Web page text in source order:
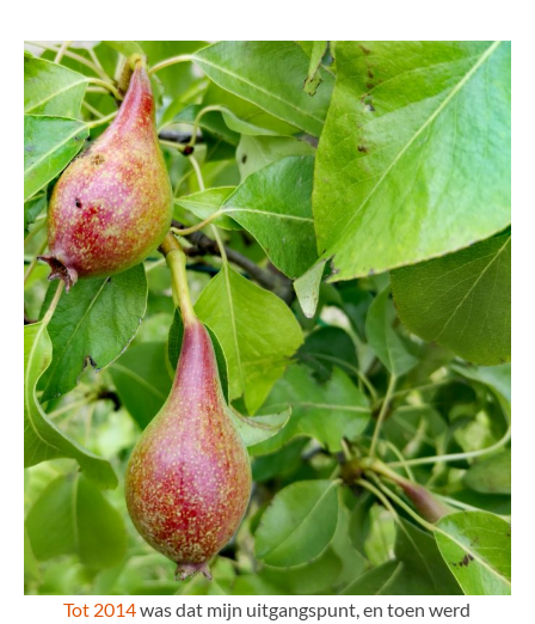
Tot 2014was dat mijn uitgangspunt, en toen werd